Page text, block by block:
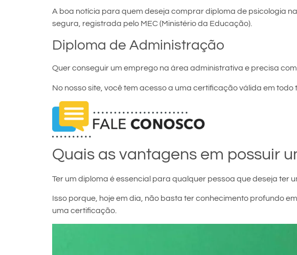
A boa notícia para quem deseja comprar diploma de psicologia
segura, registrada pelo MEC (Ministério da Educação).
Diploma de Administração
Quer conseguir um emprego na área administrativa e precisa
No nosso site, você tem acesso a uma certificação válida em
Quais as vantagens em possuir
Ter um diploma é essencial para qualquer pessoa que deseja ter
Isso porque, hoje em dia, não basta ter conhecimento profundo
uma certificação.